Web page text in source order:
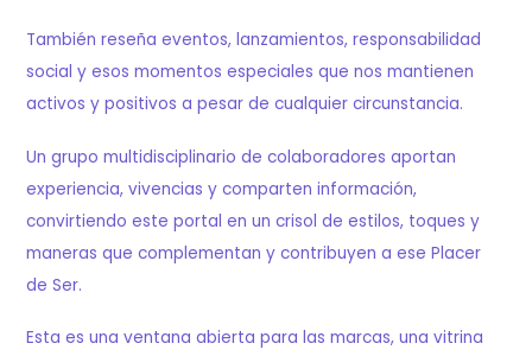
También reseña eventos, lanzamientos, responsabilidad
social y esos momentos especiales que nos mantienen
activos y positivos a pesar de cualquier circunstancia.
Un grupo multidisciplinario de colaboradores aportan
experiencia, vivencias y comparten información,
convirtiendo este portal en un crisol de estilos, toques y
maneras que complementan y contribuyen a ese Placer
de Ser.
Esta es una ventana abierta para las marcas, una vitrina